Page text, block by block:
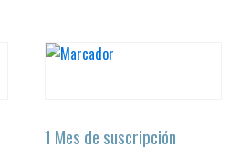
1 Mes de suscripción